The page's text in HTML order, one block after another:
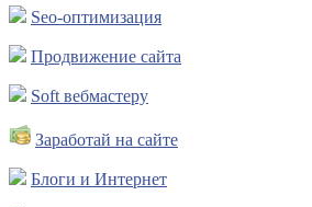
Seo-оптимизация
Продвижение сайта
Soft вебмастеру
Заработай на сайте
Блоги и Интернет